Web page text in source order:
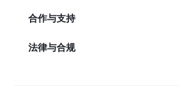
合作与支持
法律与合规